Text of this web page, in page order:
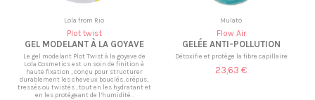
Lola from Rio
Plot twist
GEL MODELANT À LA GOYAVE
Le gel modelant Plot Twist à la goyave de
Lola Cosmetics est un soin de finition à
haute fixation , conçu pour structurer
durablement les cheveux bouclés, crépus,
tressés ou twistés , tout en les hydratant et
en les protégeant de l’humidité .
Mulato
Flow Air
GELÉE ANTI-POLLUTION
Détoxifie et protège la fibre capillaire
23,63 €